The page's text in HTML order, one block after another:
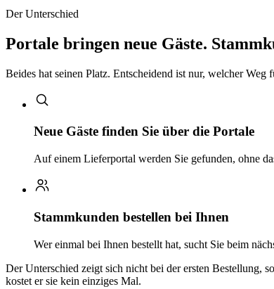
Der Unterschied
Portale bringen neue Gäste.
Beides hat seinen Platz. Entscheidend ist nur, welcher Weg
Neue Gäste finden Sie über die Portale
Auf einem Lieferportal werden Sie gefunden, ohne
Stammkunden bestellen bei Ihnen
Wer einmal bei Ihnen bestellt hat, sucht Sie beim
Der Unterschied zeigt sich nicht bei der ersten Bestellung,
kostet er sie kein einziges Mal.